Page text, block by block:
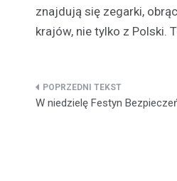
znajdują się zegarki,
krajów, nie tylko z Polski.
Nawigacja
W niedzielę Festyn